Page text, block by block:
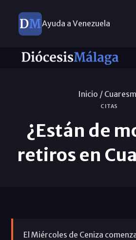
Ayuda a Venezuela
Inicio /
CITAS
¿Están de
retiros en
El Miércoles de Ceniza